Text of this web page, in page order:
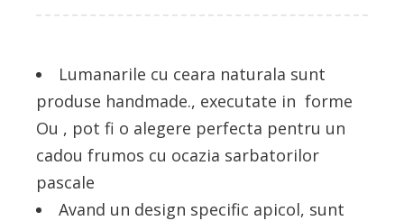
Lumanarile cu ceara naturala sunt
produse handmade., executate in forme
Ou , pot fi o alegere perfecta pentru un
cadou frumos cu ocazia sarbatorilor
pascale
Avand un design specific apicol, sunt